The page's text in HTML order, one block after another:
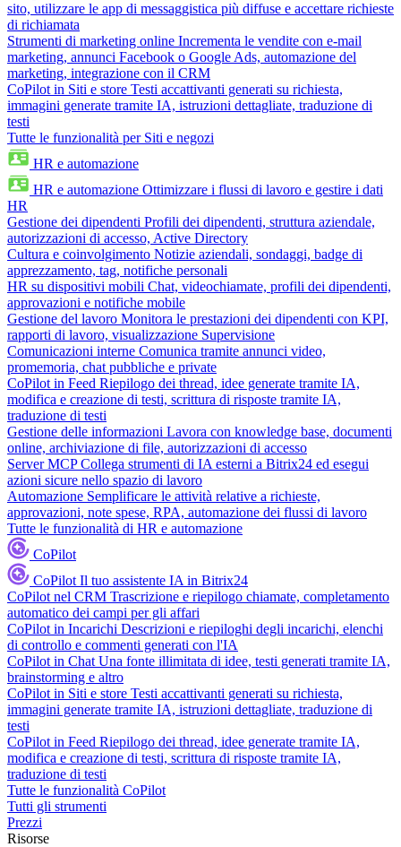
sito, utilizzare le app di messaggistica più diffuse e accettare richieste
di richiamata
Strumenti di marketing online Incrementa le vendite con e-mail
marketing, annunci Facebook o Google Ads, automazione del
marketing, integrazione con il CRM
CoPilot in Siti e store Testi accattivanti generati su richiesta,
immagini generate tramite IA, istruzioni dettagliate, traduzione di
testi
Tutte le funzionalità per Siti e negozi
HR e automazione
HR e automazione Ottimizzare i flussi di lavoro e gestire i dati
HR
Gestione dei dipendenti Profili dei dipendenti, struttura aziendale,
autorizzazioni di accesso, Active Directory
Cultura e coinvolgimento Notizie aziendali, sondaggi, badge di
apprezzamento, tag, notifiche personali
HR su dispositivi mobili Chat, videochiamate, profili dei dipendenti,
approvazioni e notifiche mobile
Gestione del lavoro Monitora le prestazioni dei dipendenti con KPI,
rapporti di lavoro, visualizzazione Supervisione
Comunicazioni interne Comunica tramite annunci video,
promemoria, chat pubbliche e private
CoPilot in Feed Riepilogo dei thread, idee generate tramite IA,
modifica e creazione di testi, scrittura di risposte tramite IA,
traduzione di testi
Gestione delle informazioni Lavora con knowledge base, documenti
online, archiviazione di file, autorizzazioni di accesso
Server MCP Collega strumenti di IA esterni a Bitrix24 ed esegui
azioni sicure nello spazio di lavoro
Automazione Semplificare le attività relative a richieste,
approvazioni, note spese, RPA, automazione dei flussi di lavoro
Tutte le funzionalità di HR e automazione
CoPilot
CoPilot Il tuo assistente IA in Bitrix24
CoPilot nel CRM Trascrizione e riepilogo chiamate, completamento
automatico dei campi per gli affari
CoPilot in Incarichi Descrizioni e riepiloghi degli incarichi, elenchi
di controllo e commenti generati con l'IA
CoPilot in Chat Una fonte illimitata di idee, testi generati tramite IA,
brainstorming e altro
CoPilot in Siti e store Testi accattivanti generati su richiesta,
immagini generate tramite IA, istruzioni dettagliate, traduzione di
testi
CoPilot in Feed Riepilogo dei thread, idee generate tramite IA,
modifica e creazione di testi, scrittura di risposte tramite IA,
traduzione di testi
Tutte le funzionalità CoPilot
Tutti gli strumenti
Prezzi
Risorse